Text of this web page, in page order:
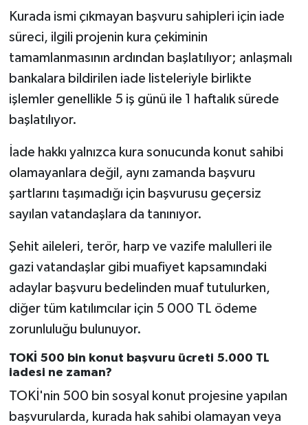
Kurada ismi çıkmayan başvuru sahipleri için iade
süreci, ilgili projenin kura çekiminin
tamamlanmasının ardından başlatılıyor; anlaşmalı
bankalara bildirilen iade listeleriyle birlikte
işlemler genellikle 5 iş günü ile 1 haftalık sürede
başlatılıyor.
İade hakkı yalnızca kura sonucunda konut sahibi
olamayanlara değil, aynı zamanda başvuru
şartlarını taşımadığı için başvurusu geçersiz
sayılan vatandaşlara da tanınıyor.
Şehit aileleri, terör, harp ve vazife malulleri ile
gazi vatandaşlar gibi muafiyet kapsamındaki
adaylar başvuru bedelinden muaf tutulurken,
diğer tüm katılımcılar için 5 000 TL ödeme
zorunluluğu bulunuyor.
TOKİ 500 bin konut başvuru ücreti 5.000 TL
iadesi ne zaman?
TOKİ'nin 500 bin sosyal konut projesine yapılan
başvurularda, kurada hak sahibi olamayan veya